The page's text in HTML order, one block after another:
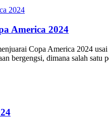
America 2024
Copa America 2024
bergengsi, dimana salah